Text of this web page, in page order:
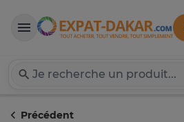
Expat-Dakar
Précédent